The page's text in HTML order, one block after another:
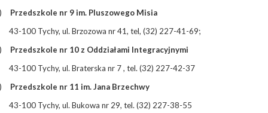
Przedszkole nr 9 im. Pluszowego Misia
43-100 Tychy, ul. Brzozowa nr 41, tel, (32) 227-41-69;
Przedszkole nr 10 z Oddziałami Integracyjnymi
43-100 Tychy, ul. Braterska nr 7 , tel. (32) 227-42-37
Przedszkole nr 11 im. Jana Brzechwy
43-100 Tychy, ul. Bukowa nr 29, tel. (32) 227-38-55